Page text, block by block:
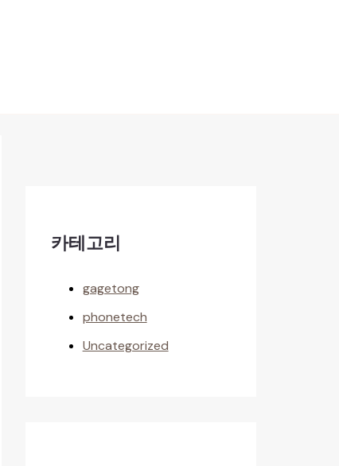
카테고리
gagetong
phonetech
Uncategorized